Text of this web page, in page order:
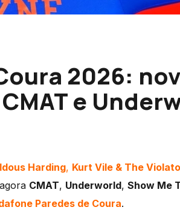
2026:
e
Harding, Kurt Vile & The
CMAT, Underworld, Show Me
Paredes de Coura.